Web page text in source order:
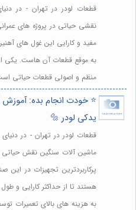
قطعات لودر در تهران - در
نقشی حیاتی در پروژه های
مفید و کارایی این غول های
به موقع قطعات آن هاست. یکی
منظم و اصولی قطعات حیاتی
⭐️ خودت انجام بده: آموزش
یدکی لودر 🔩
قطعات لودر در تهران - در
ماشین آلات سنگین نقش حیاتی
پرکاربردترین تجهیزات در این
هستند تا از حداکثر کارایی و
به هزینه های بالای تعمیرات